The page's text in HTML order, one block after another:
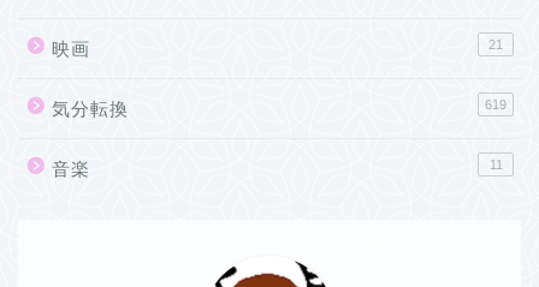
映画 21
気分転換 619
音楽 11